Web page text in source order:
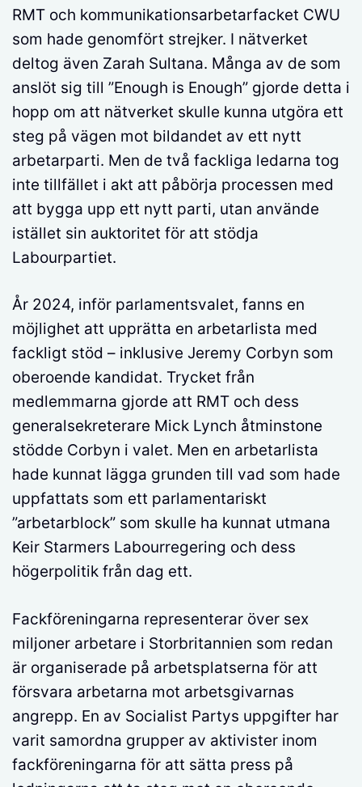
RMT och kommunikationsarbetarfacket CWU
som hade genomfört strejker. I nätverket
deltog även Zarah Sultana. Många av de som
anslöt sig till ”Enough is Enough” gjorde detta i
hopp om att nätverket skulle kunna utgöra ett
steg på vägen mot bildandet av ett nytt
arbetarparti. Men de två fackliga ledarna tog
inte tillfället i akt att påbörja processen med
att bygga upp ett nytt parti, utan använde
istället sin auktoritet för att stödja
Labourpartiet.
År 2024, inför parlamentsvalet, fanns en
möjlighet att upprätta en arbetarlista med
fackligt stöd – inklusive Jeremy Corbyn som
oberoende kandidat. Trycket från
medlemmarna gjorde att RMT och dess
generalsekreterare Mick Lynch åtminstone
stödde Corbyn i valet. Men en arbetarlista
hade kunnat lägga grunden till vad som hade
uppfattats som ett parlamentariskt
”arbetarblock” som skulle ha kunnat utmana
Keir Starmers Labourregering och dess
högerpolitik från dag ett.
Fackföreningarna representerar över sex
miljoner arbetare i Storbritannien som redan
är organiserade på arbetsplatserna för att
försvara arbetarna mot arbetsgivarnas
angrepp. En av Socialist Partys uppgifter har
varit samordna grupper av aktivister inom
fackföreningarna för att sätta press på